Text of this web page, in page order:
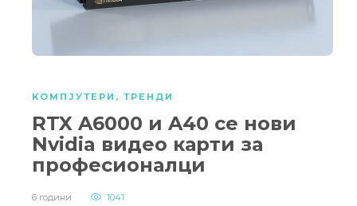
КОМПЈУТЕРИ , ТРЕНДИ
RTX A6000 и A40 се нови
Nvidia видео карти за
професионалци
6 години 1041